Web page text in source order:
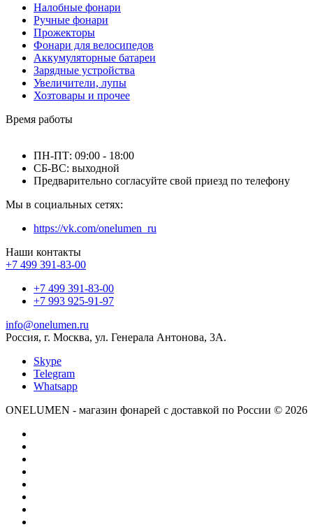
Налобные фонари
Ручные фонари
Прожекторы
Фонари для велосипедов
Аккумуляторные батареи
Зарядные устройства
Увеличители, лупы
Хозтовары и прочее
Время работы
ПН-ПТ: 09:00 - 18:00
СБ-ВС: выходной
Предварительно согласуйте свой приезд по телефону
Мы в социальных сетях:
https://vk.com/onelumen_ru
Наши контакты
+7 499 391-83-00
+7 499 391-83-00
+7 993 925-91-97
info@onelumen.ru
Россия, г. Москва, ул. Генерала Антонова, 3А.
Skype
Telegram
Whatsapp
ONELUMEN - магазин фонарей с доставкой по России © 2026